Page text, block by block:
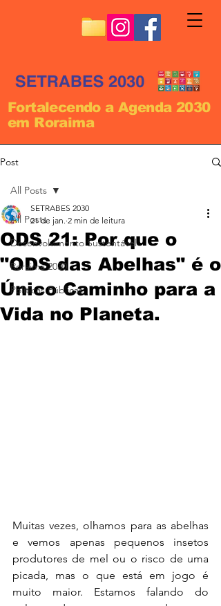
Fortalecendo a Agenda 2030
em Roraima
Post
All Posts
Desenvolvimento Sustentável
Roraima 2030
Políticas Públicas
All Posts
ODS 21: Por que o
"ODS das Abelhas" é o
Único Caminho para a
Vida no Planeta.
SETRABES 2030
21 de jan. 2 min de leitura
Muitas vezes, olhamos para as abelhas
e vemos apenas pequenos insetos
produtores de mel ou o risco de uma
picada, mas o que está em jogo é
muito maior. Estamos falando do